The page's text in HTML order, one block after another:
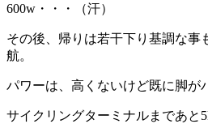
600w・・・（汗）
その後、帰りは若干下り基調な事
航。
パワーは、高くないけど既に脚が
サイクリングターミナルまであと